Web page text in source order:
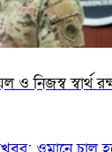
ও নিজস্ব স্বার্থ